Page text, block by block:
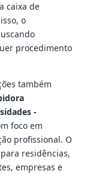
caixa de
o
procedimento
também
-
foco em
profissional. O
residências,
empresas e